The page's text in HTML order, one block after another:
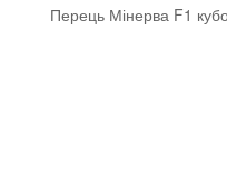
Перець Мінерва F1